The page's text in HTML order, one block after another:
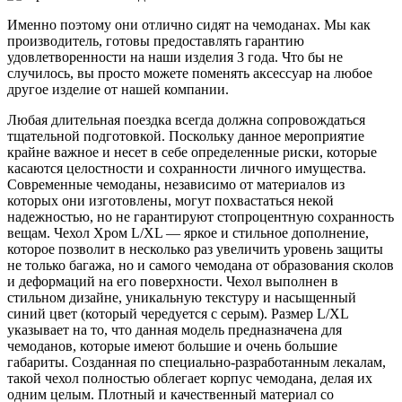
Именно поэтому они отлично сидят на чемоданах. Мы как
производитель, готовы предоставлять гарантию
удовлетворенности на наши изделия 3 года. Что бы не
случилось, вы просто можете поменять аксессуар на любое
другое изделие от нашей компании.
Любая длительная поездка всегда должна сопровождаться
тщательной подготовкой. Поскольку данное мероприятие
крайне важное и несет в себе определенные риски, которые
касаются целостности и сохранности личного имущества.
Современные чемоданы, независимо от материалов из
которых они изготовлены, могут похвастаться некой
надежностью, но не гарантируют стопроцентную сохранность
вещам. Чехол Хром L/XL — яркое и стильное дополнение,
которое позволит в несколько раз увеличить уровень защиты
не только багажа, но и самого чемодана от образования сколов
и деформаций на его поверхности. Чехол выполнен в
стильном дизайне, уникальную текстуру и насыщенный
синий цвет (который чередуется с серым). Размер L/XL
указывает на то, что данная модель предназначена для
чемоданов, которые имеют большие и очень большие
габариты. Созданная по специально-разработанным лекалам,
такой чехол полностью облегает корпус чемодана, делая их
одним целым. Плотный и качественный материал со